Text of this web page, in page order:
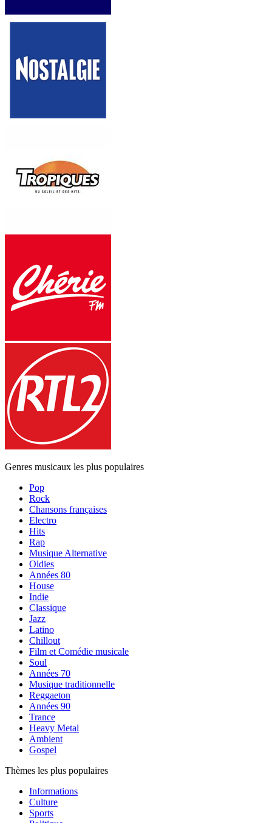
Genres musicaux les plus populaires
Pop
Rock
Chansons françaises
Electro
Hits
Rap
Musique Alternative
Oldies
Années 80
House
Indie
Classique
Jazz
Latino
Chillout
Film et Comédie musicale
Soul
Années 70
Musique traditionnelle
Reggaeton
Années 90
Trance
Heavy Metal
Ambient
Gospel
Thèmes les plus populaires
Informations
Culture
Sports